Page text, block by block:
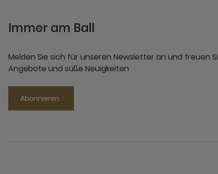
Immer am Ball
Melden Sie sich für unseren Newsletter an und freuen
Angebote und süße Neuigkeiten
Abonnieren